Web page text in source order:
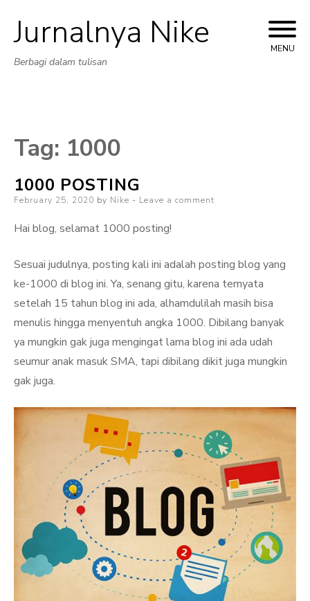
Skip
Jurnalnya Nike
Berbagi dalam tulisan
MENU
Tag: 1000
1000 POSTING
Posted
February 25, 2020 by Nike Leave a comment
Hai blog, selamat 1000 posting!
Sesuai judulnya, posting kali ini adalah posting blog yang
ke-1000 di blog ini. Ya, senang gitu, karena ternyata
setelah 15 tahun blog ini ada, alhamdulilah masih bisa
menulis hingga menyentuh angka 1000. Dibilang banyak
ya mungkin gak juga mengingat lama blog ini ada udah
seumur anak masuk SMA, tapi dibilang dikit juga mungkin
gak juga.